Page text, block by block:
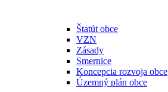
Štatút obce
VZN
Zásady
Smernice
Koncepcia rozvoja obce
Územný plán obce